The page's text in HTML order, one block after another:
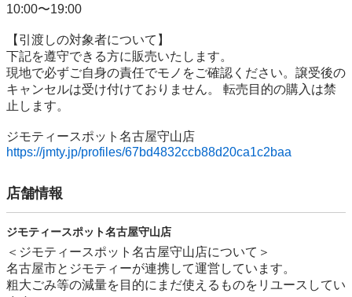
10:00〜19:00
【引渡しの対象者について】
下記を遵守できる⽅に販売いたします。
現地で必ずご⾃⾝の責任でモノをご確認ください。譲受後の
キャンセルは受け付けておりません。 転売⽬的の購⼊は禁
⽌します。
https://jmty.jp/profiles/67bd4832ccb88d20ca1c2baa
店舗情報
ジモティースポット名古屋守山店
＜ジモティースポット名古屋守山店について＞
名古屋市とジモティーが連携して運営しています。
粗⼤ごみ等の減量を⽬的にまだ使えるものをリユースしてい